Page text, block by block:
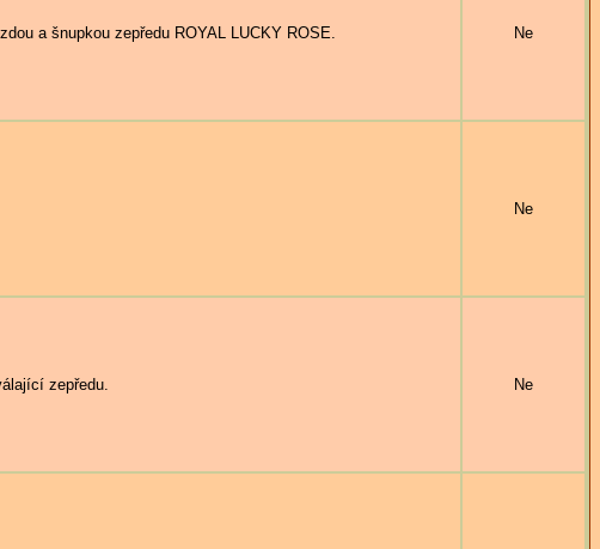
a šnupkou zepředu ROYAL LUCKY ROSE. Ne
Ne
zepředu. Ne